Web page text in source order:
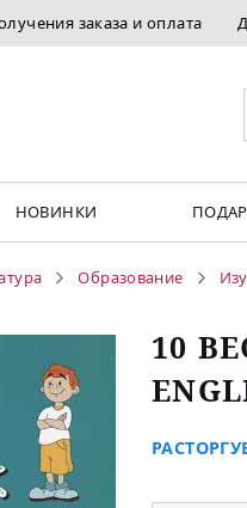
заказа и оплата
НОВИНКИ
Образование
10